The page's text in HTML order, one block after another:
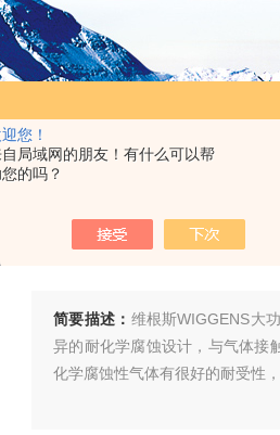
您！
局域网的朋友！有什么可以帮
的吗？
WIGGENS大功率防腐蚀无油隔膜真空
维根斯
简要描述： 维根斯WIGGENS大
异的耐化学腐蚀设计，与气体接
化学腐蚀性气体有很好的耐受性